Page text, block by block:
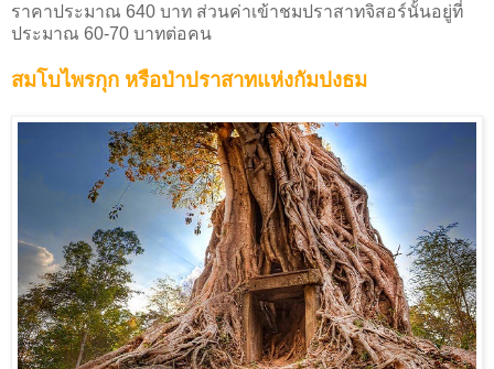
ราคาประมาณ 640 บาท ส่วนค่าเข้าชมปราสาทจิสอร์นั้นอยู่ที่
ประมาณ 60-70 บาทต่อคน
สมโบไพรกุก หรือป่าปราสาทแห่งกัมปงธม